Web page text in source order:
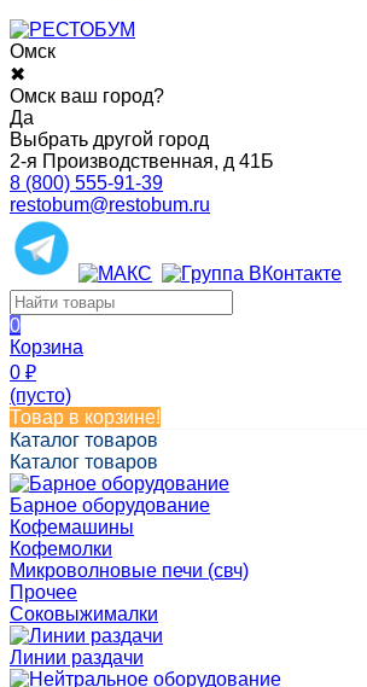
Омск
✖
Омск ваш город?
Да
Выбрать другой город
2-я Производственная, д 41Б
8 (800) 555-91-39
restobum@restobum.ru
0
Корзина
0 ₽
(пусто)
Товар в корзине!
Каталог товаров
Каталог товаров
Барное оборудование
Кофемашины
Кофемолки
Микроволновые печи (свч)
Прочее
Соковыжималки
Линии раздачи